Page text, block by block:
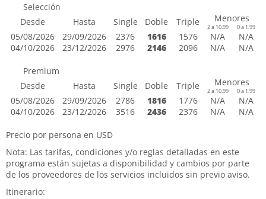
Selección
Desde
Hasta Single Doble Triple Menores
2 a 10.99 0 a 1.99
05/08/2026 29/09/2026 2376 1616 1576 N/A
N/A
04/10/2026
23/12/2026 2976 2146 2096 N/A N/A
Premium
Desde
Hasta Single Doble Triple Menores
2 a 10.99 0 a 1.99
05/08/2026 29/09/2026 2786 1816 1776 N/A
N/A
04/10/2026
23/12/2026 3516 2436 2376 N/A N/A
Precio por persona en USD
Nota: Las tarifas, condiciones y/o reglas detalladas en este
programa están sujetas a disponibilidad y cambios por parte
de los proveedores de los servicios incluidos sin previo aviso.
Itinerario: